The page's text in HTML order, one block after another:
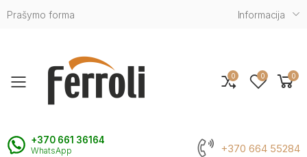
Prašymo forma Informacija
Toggle mobile menu
+370 661 36164
WhatsApp +370 664 55284
0 0 0